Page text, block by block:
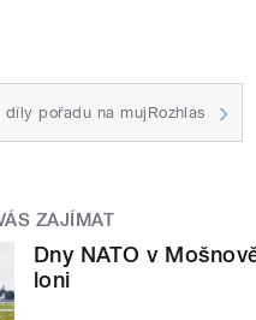
díly pořadu na mujRozhlas
ZAJÍMAT
Dny NATO v
loni